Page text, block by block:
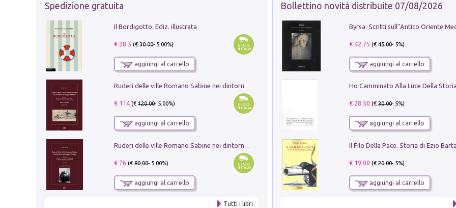
Spedizione gratuita
Il Bordigotto. Ediz. illustrata
€ 28.5 (€30.00- 5.00%)
aggiungi al carrello
Ruderi delle ville Romano Sabine nei dintorni di Poggio Mirteto. Illustrati dal dott.re prof.re cav.re Ercole Nardi regio ispettore degli scavi e monumenti. Anno 1885. Tavole e studio. Con 25 tavole fuori testo in cartella editoriale
€ 114(€120.00- 5.00%)
aggiungi al carrello
€ 76 (€80.00- 5.00%)
aggiungi al carrello
Tutti i libri
Bollettino novità distribuite 07/08/2026
€ 42.75 (€45.00- 5%)
aggiungi al carrello
€ 28.50 (€30.00- 5%)
aggiungi al carrello
€ 19.00 (€20.00- 5%)
aggiungi al carrello